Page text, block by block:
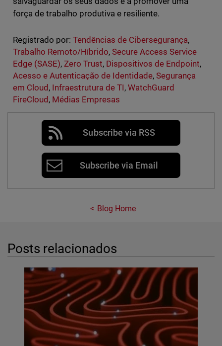
força de trabalho produtiva e resiliente.
Registrado por: Tendências de Cibersegurança,
Trabalho Remoto/Híbrido, Secure Access Service
Edge (SASE), Zero Trust, Dispositivos de Endpoint,
Acesso e Autenticação de Identidade,Segurança
em Cloud , Infraestrutura de TI,WatchGuard
FireCloud , Médias Empresas
Subscribe via RSS
Subscribe via Email
Blog Home
Posts relacionados